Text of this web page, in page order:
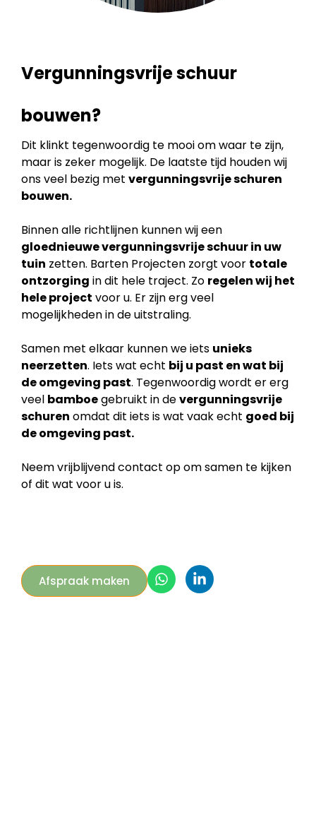
Vergunningsvrije schuur
bouwen?
Dit klinkt tegenwoordig te mooi om waar te zijn,
maar is zeker mogelijk. De laatste tijd houden wij
ons veel bezig met vergunningsvrije schuren
bouwen.
Binnen alle richtlijnen kunnen wij een
gloednieuwe vergunningsvrije schuur in uw
tuin zetten. Barten Projecten zorgt voor totale
ontzorging in dit hele traject. Zo regelen wij het
hele project voor u. Er zijn erg veel
mogelijkheden in de uitstraling.
Samen met elkaar kunnen we iets unieks
neerzetten. Iets wat echt bij u past en wat bij
deomgeving past. Tegenwoordig wordt er erg
veel bamboegebruikt in devergunningsvrije
schuren omdat dit iets is wat vaak echt goed bij
de omgeving past.
Neem vrijblijvend contact op om samen te kijken
of dit wat voor u is.
Afspraak maken